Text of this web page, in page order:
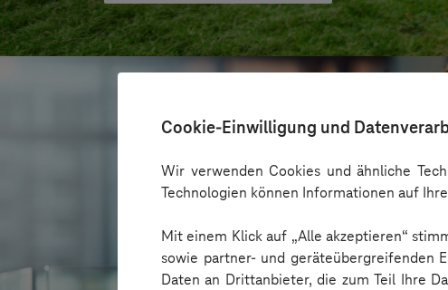
Cookie-Einwilligung und
Wir verwenden Cookies und ähnliche
Technologien können Informationen auf
Mit einem Klick auf „Alle akzeptieren“
sowie partner- und geräteübergreifenden
Daten an Drittanbieter, die zum Teil Ihre